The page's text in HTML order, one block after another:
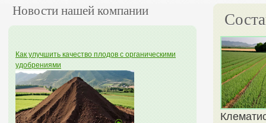
Новости нашей компании
Как улучшить качество плодов с органическими
удобрениями